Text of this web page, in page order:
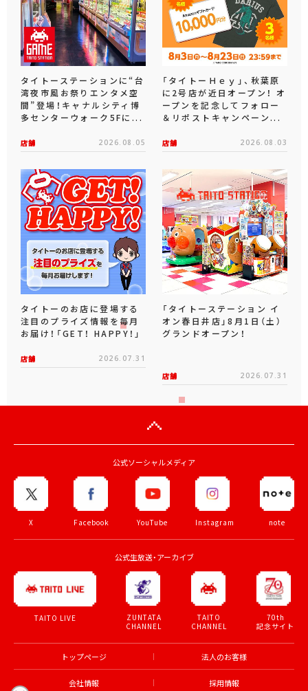
タイトーステーションに“台
湾夜市風お祭りエンタメ空
間”登場！キャナルシティ博
多センターウォーク5Fに...
店舗 2026.08.05
「タイトーＨｅｙ」、秋葉原
に2号店が近日オープン！ オ
ープンを記念してフォロー
＆リポストキャンペーン...
店舗 2026.08.03
タイトーのお店に登場する
注目のプライズ情報を毎月
お届け！「GET！ HAPPY！」
店舗 2026.07.31
「タイトーステーション イ
オン春日井店」8月1日（土）
グランドオープン！
店舗 2026.07.31
公式ソーシャルメディア
X Facebook YouTube Instagram note
公式生放送・アーカイブ
TAITO LIVE
ZUNTATA
CHANNEL
TAITO
CHANNEL
70th
記念サイト
トップページ 法人のお客様
会社情報 採用情報